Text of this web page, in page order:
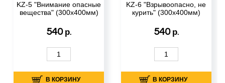
KZ-5 "Внимание опасные
вещества" (300х400мм)
540 р.
В КОРЗИНУ
KZ-6 "Взрывоопасно, не
курить" (300х400мм)
540 р.
В КОРЗИНУ